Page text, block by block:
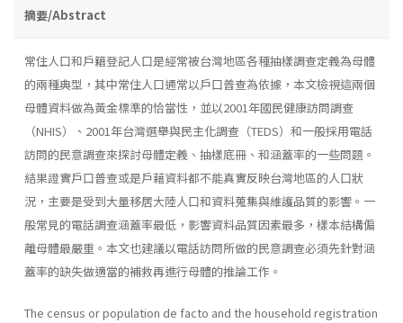
摘要/Abstract
常住人口和戶籍登記人口是經常被台灣地區各種抽樣調查定義為母體
的兩種典型，其中常住人口通常以戶口普查為依據，本文檢視這兩個
母體資料做為黃金標準的恰當性，並以2001年國民健康訪問調查
（NHIS）、2001年台灣選舉與民主化調查（TEDS）和一般採用電話
訪問的民意調查來探討母體定義、抽樣底冊、和涵蓋率的一些問題。
結果證實戶口普查或是戶藉資料都不能真實反映台灣地區的人口狀
況，主要是受到大量移居大陸人口和資料蒐集與維護品質的影響。一
般常見的電話調查涵蓋率最低，影響資料品質因素最多，樣本結構偏
離母體最嚴重。本文也建議以電話訪問所做的民意調查必須先針對涵
蓋率的缺失做適當的補救再進行母體的推論工作。
The census or population de facto and the household registration